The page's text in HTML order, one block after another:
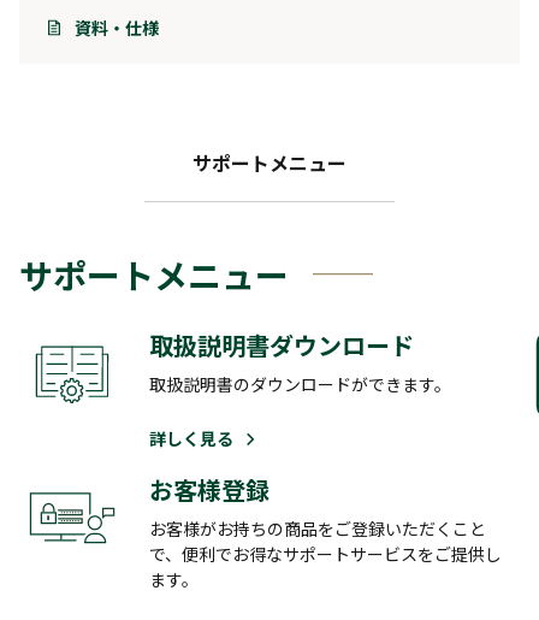
資料・仕様
サポートメニュー
サポートメニュー
取扱説明書ダウンロード
取扱説明書のダウンロードができます。
詳しく見る
お客様登録
お客様がお持ちの商品をご登録いただくこと
で、便利でお得なサポートサービスをご提供し
ます。